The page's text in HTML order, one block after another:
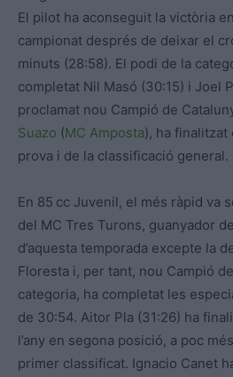
El pilot ha aconseguit la victòria
campionat després de deixar el
minuts (28:58). El podi de la
completat Nil Masó (30:15) i Joel
proclamat nou Campió de
Suazo (MC Amposta), ha finalitzat
prova i de la classificació general.
En 85 cc Juvenil, el més ràpid va
del MC Tres Turons, guanyador
d’aquesta temporada excepte la
Floresta i, per tant, nou Campió
categoria, ha completat les
de 30:54. Aitor Pla (31:26) ha
l’any en segona posició, a poc
primer classificat. Ignacio Canet